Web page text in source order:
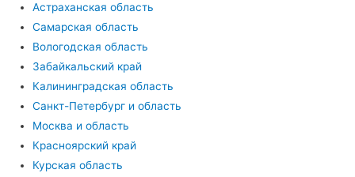
Астраханская область
Самарская область
Вологодская область
Забайкальский край
Калининградская область
Санкт-Петербург и область
Москва и область
Красноярский край
Курская область